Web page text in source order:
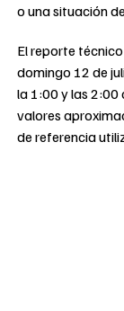
o una situación
El reporte
domingo 12 de
la 1:00 y las 2:00
valores
de referencia